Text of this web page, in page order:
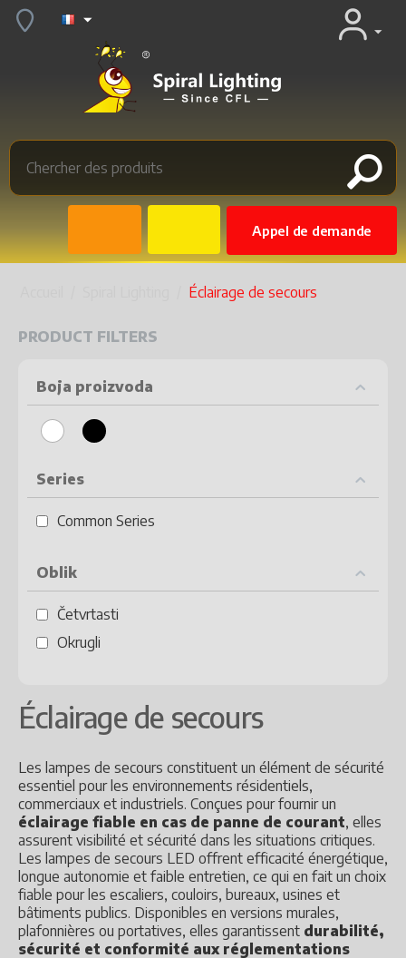
Appel de demande
Éclairage de secours
PRODUCT FILTERS
Boja proizvoda
Series
Common Series
Oblik
Četvrtasti
Okrugli
Éclairage de secours
Les lampes de secours constituent un élément de sécurité
essentiel pour les environnements résidentiels,
commerciaux et industriels. Conçues pour fournir un
éclairage fiable en cas de panne de courant, elles
assurent visibilité et sécurité dans les situations critiques.
Les lampes de secours LED offrent efficacité énergétique,
longue autonomie et faible entretien, ce qui en fait un choix
fiable pour les escaliers, couloirs, bureaux, usines et
bâtiments publics. Disponibles en versions murales,
plafonnières ou portatives, elles garantissent durabilité,
sécurité et conformité aux réglementations